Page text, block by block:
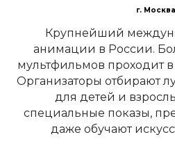
г. Москва
Крупнейший
анимации в России.
мультфильмов проходит
Организаторы отбирают
для детей и
специальные показы,
даже обучают